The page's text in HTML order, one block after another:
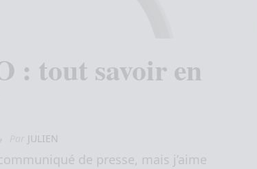
: tout savoir en
JULIEN
de presse, mais j’aime